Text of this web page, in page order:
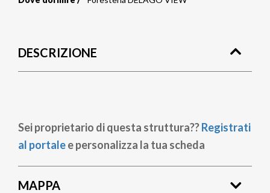
pane
DESCRIZIONE
Sei proprietario di questa struttura??Registrati
al portalee personalizza la tua scheda
MAPPA